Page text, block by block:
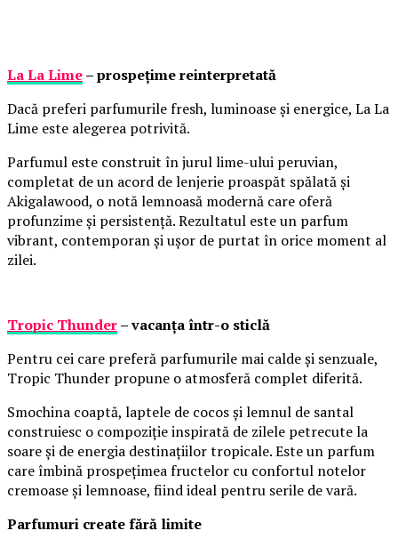
La La Lime– prospețime reinterpretată
Dacă preferi parfumurile fresh, luminoase și energice, La La
Lime este alegerea potrivită.
Parfumul este construit în jurul lime-ului peruvian,
completat de un acord de lenjerie proaspăt spălată și
Akigalawood, o notă lemnoasă modernă care oferă
profunzime și persistență. Rezultatul este un parfum
vibrant, contemporan și ușor de purtat în orice moment al
zilei.
Tropic Thunder– vacanța într-o sticlă
Pentru cei care preferă parfumurile mai calde și senzuale,
Tropic Thunder propune o atmosferă complet diferită.
Smochina coaptă, laptele de cocos și lemnul de santal
construiesc o compoziție inspirată de zilele petrecute la
soare și de energia destinațiilor tropicale. Este un parfum
care îmbină prospețimea fructelor cu confortul notelor
cremoase și lemnoase, fiind ideal pentru serile de vară.
Parfumuri create fără limite